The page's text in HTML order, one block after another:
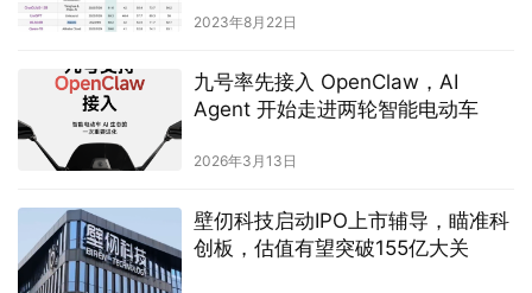
2023年8月22日
九号率先接入 OpenClaw，AI
Agent 开始走进两轮智能电动车
2026年3月13日
壁仞科技启动IPO上市辅导，瞄准科
创板，估值有望突破155亿大关